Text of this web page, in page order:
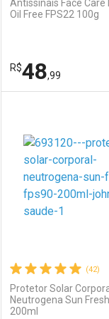
Ativar Desconto
Comprar sem
Por R$ 137,99/cada
Por R$ 137,99/cada
Antissinais Face Care
Oil Free FPS22 100g
R$48,99
Laboratório
Por Menos
(42)
Protetor Solar
Neutrogena Sun
200ml